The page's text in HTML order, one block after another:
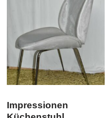
Impressionen